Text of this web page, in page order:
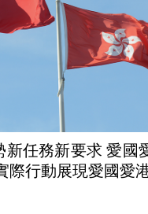
新任務新要求 愛國
際行動展現愛國愛